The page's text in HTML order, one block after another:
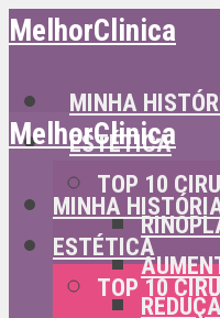
MelhorClinica
MINHA
ESTÉTICA
TOP 10
MelhorClinica
MINHA
ESTÉTICA
TOP 10